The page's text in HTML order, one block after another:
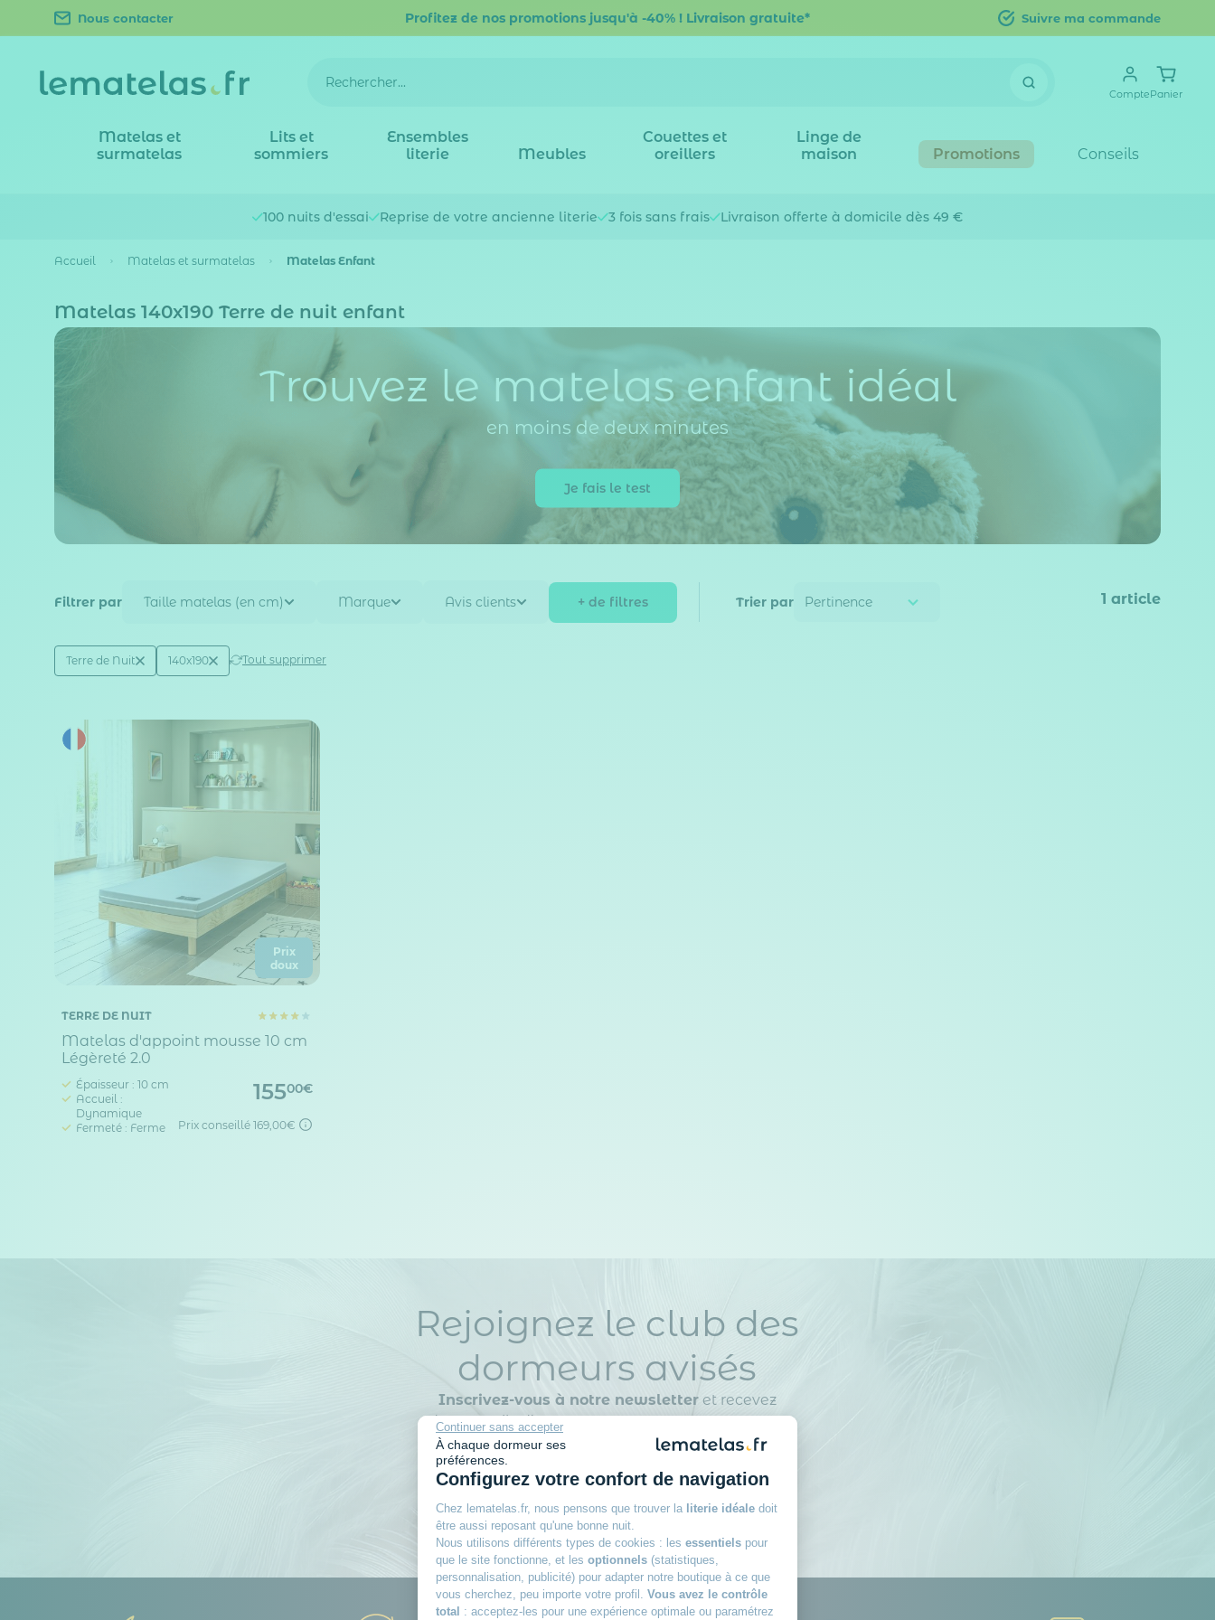
Continuer sans accepter
À chaque dormeur ses
préférences.
Configurez votre confort de navigation
Chez lematelas.fr, nous pensons que trouver la literie idéale doit
être aussi reposant qu'une bonne nuit.
Nous utilisons différents types de cookies : les essentiels pour
que le site fonctionne, et les optionnels (statistiques,
personnalisation, publicité) pour adapter notre boutique à ce que
vous cherchez, peu importe votre profil. Vous avez le contrôle
total : acceptez-les pour une expérience optimale ou paramétrez
Nous contacter Profitez de nos promotions jusqu'à -40% ! Livraison gratuite* Suivre ma commande
ComptePanier
Matelas et
surmatelas
Lits et
sommiers
Ensembles
literie
Meubles
Couettes et
oreillers
Linge de
maison
Promotions Conseils
100 nuits d'essai Reprise de votre ancienne literie 3 fois sans frais Livraison offerte à domicile dès 49 €
Accueil Matelas et surmatelas Matelas Enfant
Matelas 140x190 Terre de nuit enfant
Trouvez le matelas enfant idéal
en moins de deux minutes
Je fais le test
Filtrer par Taille matelas (en cm) Marque Avis clients + de filtres Trier par 1 article
Active filtering (2)
Marque
Terre de Nuit Taille matelas (en cm)
140x190 Tout supprimer
Prix
doux
TERRE DE NUIT
Matelas d'appoint mousse 10 cm
Légèreté 2.0
Épaisseur : 10 cm
Accueil :
Dynamique
Fermeté : Ferme
15500€
Prix conseillé 169,00€
Rejoignez le club des
dormeurs avisés
Inscrivez-vous à notre newsletteret recevez
des conseils d’experts, nos nouveautés en avant-
première, nos bons plans exclusifs… Tout ce qu’il
faut pour bien choisir et bien dormir.